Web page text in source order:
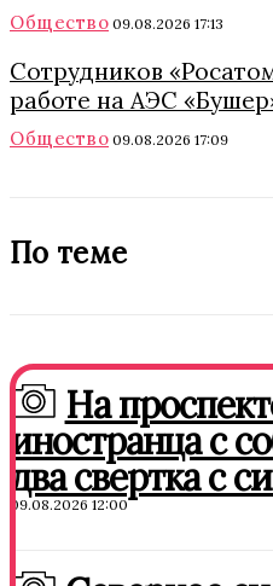
Общество 09.08.2026 17:13
Сотрудников
работе на АЭС
Общество 09.08.2026 17:09
По теме
На
иностранца с
два свертка с
09.08.2026 12:00